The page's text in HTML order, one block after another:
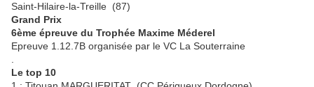
Saint-Hilaire-la-Treille (87)
Grand Prix
6ème épreuve du Trophée Maxime Méderel
Epreuve 1.12.7B organisée par le VC La Souterraine
Le top 10